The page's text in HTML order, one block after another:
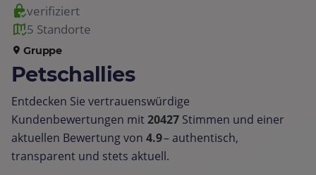
verifiziert
5 Standorte
Gruppe
Petschallies
Entdecken Sie vertrauenswürdige
Kundenbewertungen mit20427 Stimmen und einer
aktuellen Bewertung von 4.9– authentisch,
transparent und stets aktuell.